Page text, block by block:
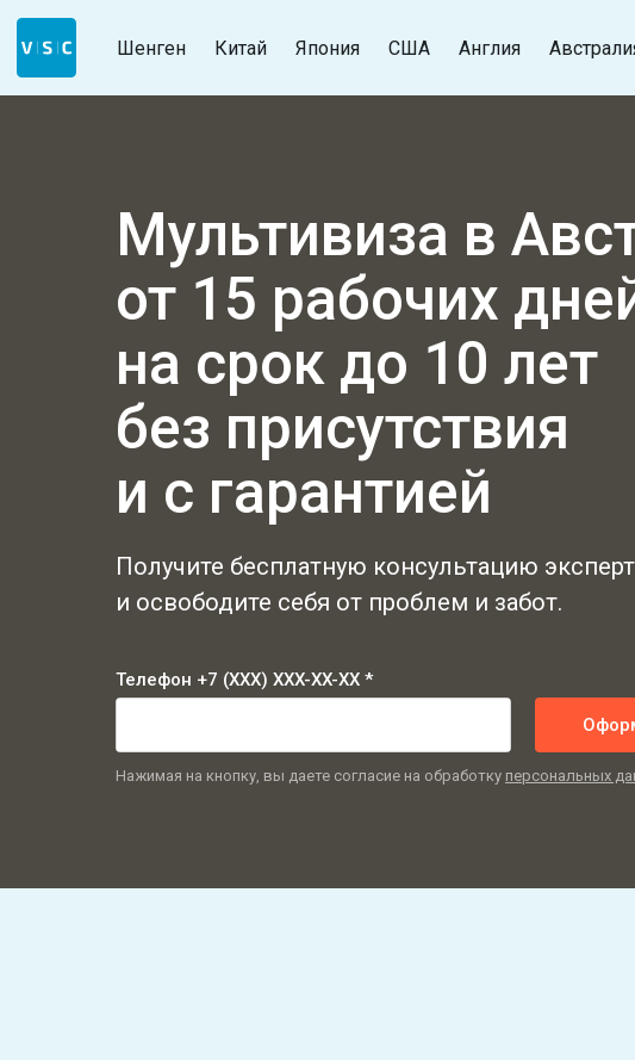
Шенген Китай Япония США Англия
Мультивиза в
от 15 рабочих
на срок до 10 лет
без присутствия
и с гарантией
Получите бесплатную консультацию
и освободите себя от проблем и забот.
Телефон +7 (XXX) XXX-XX-XX *
Нажимая на кнопку, вы даете согласие на обработку персональных